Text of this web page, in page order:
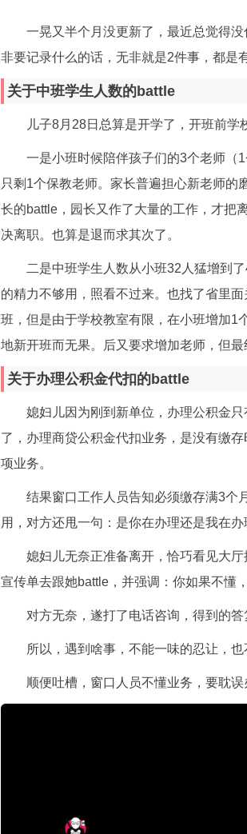
一晃又半个月没更新了，最近总觉得
非要记录什么的话，无非就是2件事，都是
关于中班学生人数的battle
儿子8月28日总算是开学了，开班前学
一是小班时候陪伴孩子们的3个老师（
只剩1个保教老师。家长普遍担心新老师的
长的battle，园长又作了大量的工作，才把
决离职。也算是退而求其次了。
二是中班学生人数从小班32人猛增到
的精力不够用，照看不过来。也找了省里
班，但是由于学校教室有限，在小班增加1
地新开班而无果。后又要求增加老师，但
关于办理公积金代扣的battle
媳妇儿因为刚到新单位，办理公积金
了，办理商贷公积金代扣业务，是没有缴
项业务。
结果窗口工作人员告知必须缴存满3个
用，对方还甩一句：是你在办理还是我在办
媳妇儿无奈正准备离开，恰巧看见大
宣传单去跟她battle，并强调：你如果不懂
对方无奈，遂打了电话咨询，得到的
所以，遇到啥事，不能一味的忍让，
顺便吐槽，窗口人员不懂业务，要耽